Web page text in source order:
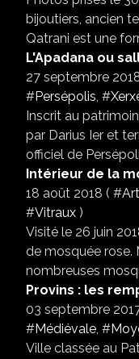
bijoutiers, ancien
Qatrani est une
L'Apadana ou
27 septembre
#Persépolis, #
Inscrit au
par Darius Ier et
officiel de
Intérieur de la
18 août 2018 ( #
#Vitraux )
Visité le 26 juin
de mosquée rose.
nombreuses
Provins : les
03 septembre
#Médiévale, #
Ville classée au